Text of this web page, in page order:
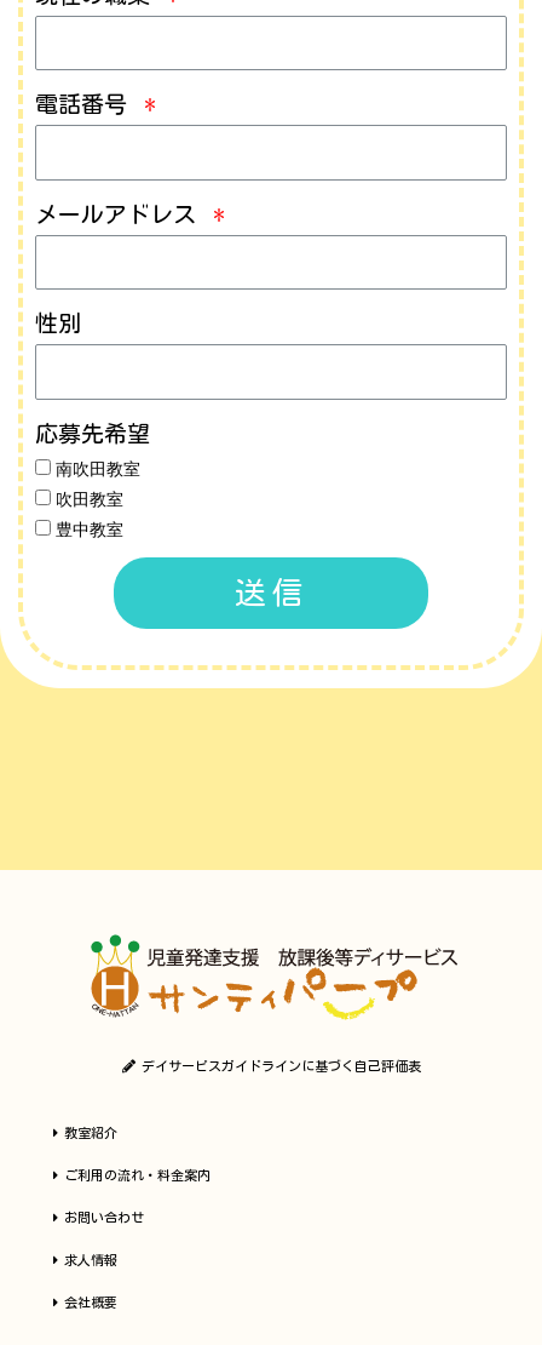
電話番号
メールアドレス
性別
応募先希望
南吹田教室
吹田教室
豊中教室
送信
デイサービスガイドラインに基づく自己評価表
教室紹介
ご利用の流れ・料金案内
お問い合わせ
求人情報
会社概要